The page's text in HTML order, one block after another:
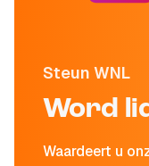
Steun WNL
Word
Waardeert u